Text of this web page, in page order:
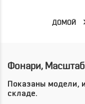
ДОМОЙ
Фонари, Масштаб
Показаны модели,
складе.